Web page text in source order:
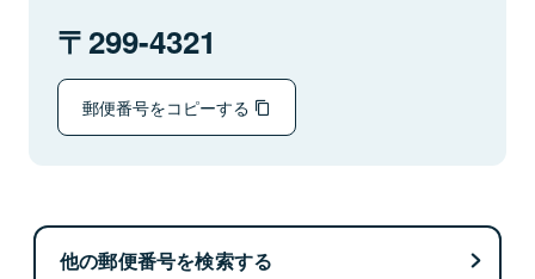
299-4321
郵便番号をコピーする
他の郵便番号を検索する